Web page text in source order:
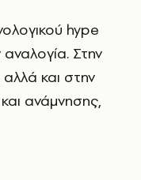
hype
Στην
και στην
ανάμνησης,